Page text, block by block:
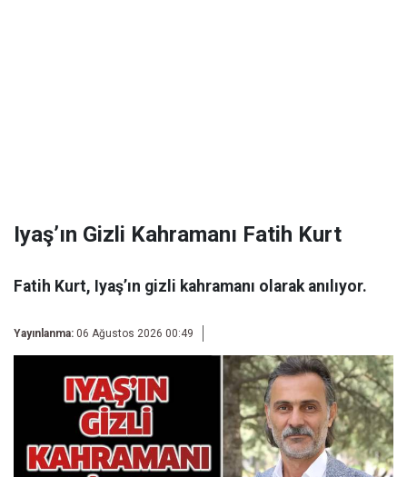
Iyaş’ın Gizli Kahramanı Fatih Kurt
Fatih Kurt, Iyaş’ın gizli kahramanı olarak anılıyor.
Yayınlanma: 06 Ağustos 2026 00:49